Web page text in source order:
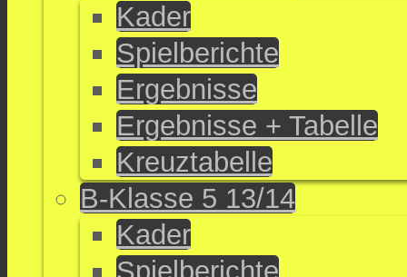
Kader
Spielberichte
Ergebnisse
Ergebnisse + Tabelle
Kreuztabelle
B-Klasse 5 13/14
Kader
Spielberichte